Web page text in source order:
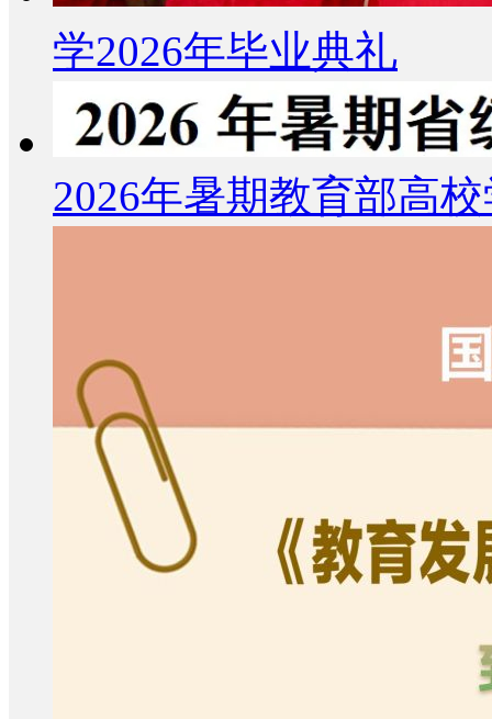
学2026年毕业典礼
2026年暑期教育部高